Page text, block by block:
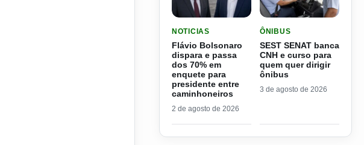
NOTICIAS
Flávio Bolsonaro
dispara e passa
dos 70% em
enquete para
presidente entre
caminhoneiros
2 de agosto de 2026
ÔNIBUS
SEST SENAT banca
CNH e curso para
quem quer dirigir
ônibus
3 de agosto de 2026